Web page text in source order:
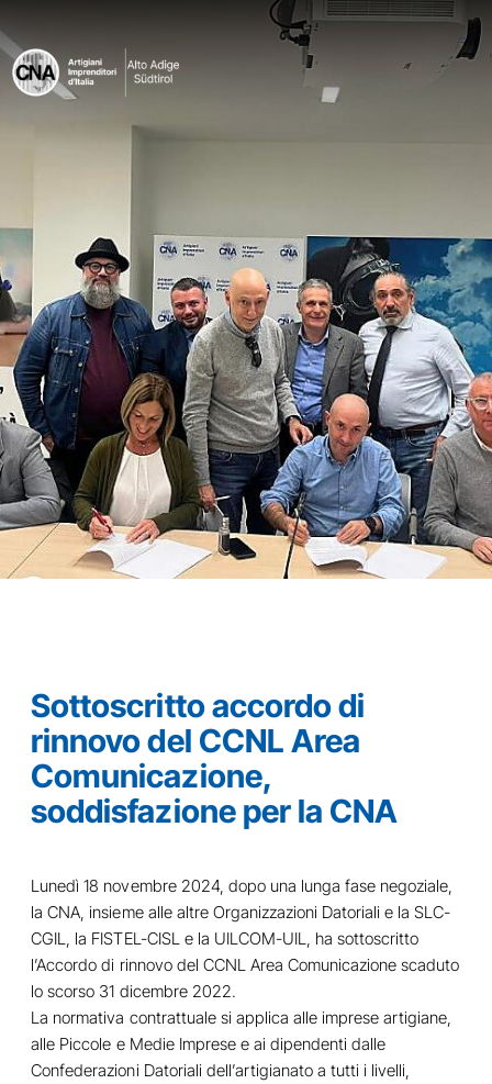
Sottoscritto accordo di
rinnovo del CCNL Area
Comunicazione,
soddisfazione per la CNA
Lunedì 18 novembre 2024, dopo una lunga fase negoziale,
la CNA, insieme alle altre Organizzazioni Datoriali e la SLC-
CGIL, la FISTEL-CISL e la UILCOM-UIL, ha sottoscritto
l’Accordo di rinnovo del CCNL Area Comunicazione scaduto
lo scorso 31 dicembre 2022.
La normativa contrattuale si applica alle imprese artigiane,
alle Piccole e Medie Imprese e ai dipendenti dalle
Confederazioni Datoriali dell’artigianato a tutti i livelli,